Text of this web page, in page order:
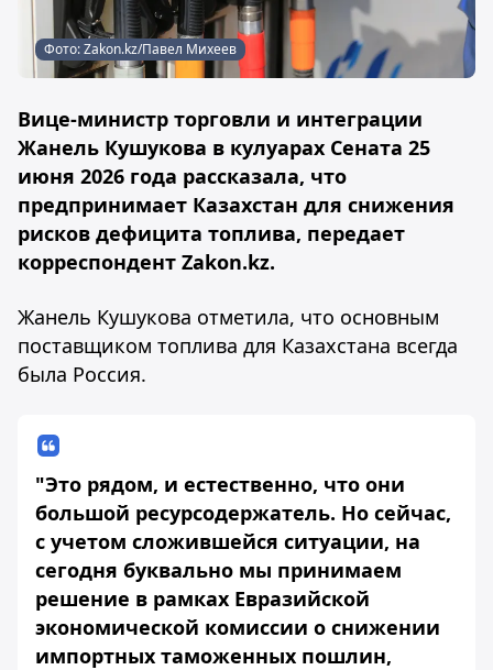
Фото: Zakon.kz/Павел Михеев
Вице-министр торговли и интеграции
Жанель Кушукова в кулуарах Сената 25
июня 2026 года рассказала, что
предпринимает Казахстан для снижения
рисков дефицита топлива, передает
корреспондент Zakon.kz.
Жанель Кушукова отметила, что основным
поставщиком топлива для Казахстана всегда
была Россия.
"Это рядом, и естественно, что они
большой ресурсодержатель. Но сейчас,
с учетом сложившейся ситуации, на
сегодня буквально мы принимаем
решение в рамках Евразийской
экономической комиссии о снижении
импортных таможенных пошлин,